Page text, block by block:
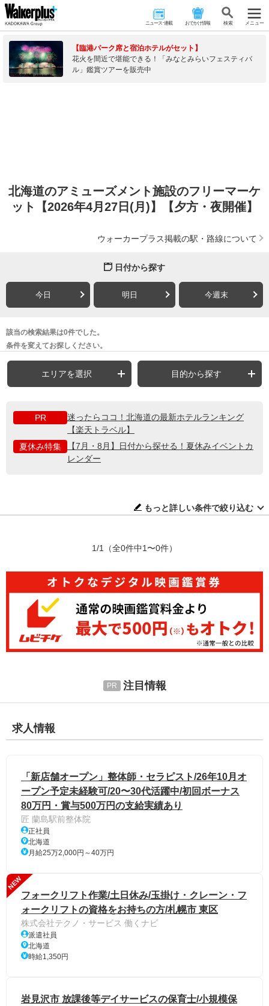
ニュース･連載 おでかけ情報 検 索 メニュー
【臨港パーク席と宿泊ホテルがセット】
花火を間近で堪能できる！「みなとみらいフェスティバ
ル」鑑賞ツアーを販売中
北海道のアミューズメント施設のフリーマーケ
ット【2026年4月27日(月)】【夕方・夜開催】
ウォーカープラス掲載の駅・路線について
日付から探す
今日 明日 今週末
該当の検索結果は0件でした。
条件を変えてお探しください。
エリアを選択 目的から探す
PR
迷ったらココ！北海道の最新ホテルランキング
【楽天トラベル】
夏休み特集
【7月・8月】日付から探せる！夏休みイベントカ
レンダー
もっと詳しい条件で絞り込む
1/1 （全0件中1〜0件）
注目情報
求人情報
「新店舗オープン」整体師・セラピスト/26年10月オ
ープン予定未経験可/20〜30代活躍中/初回ボーナス
80万円・賞与500万円の支給実績あり
匠 蘭島駅前整体院
正社員
北海道
月給25万2,000円～40万円
NEW
フォークリフト作業/土日休み/玉掛け・クレーン・フ
ォークリフトの資格をお持ちの方/札幌市 東区
株式会社テクノ・サービス 働くナビ
派遣社員
北海道
時給1,350円
岩見沢市 放課後等デイサービスの保育士/小規模保